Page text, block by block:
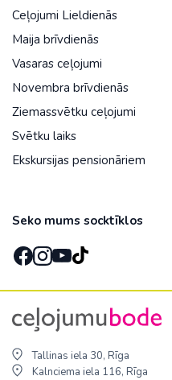
Ceļojumi Lieldienās
Maija brīvdienās
Vasaras ceļojumi
Novembra brīvdienās
Ziemassvētku ceļojumi
Svētku laiks
Ekskursijas pensionāriem
Seko mums socktīklos
Tallinas iela 30, Rīga
Kalnciema iela 116, Rīga